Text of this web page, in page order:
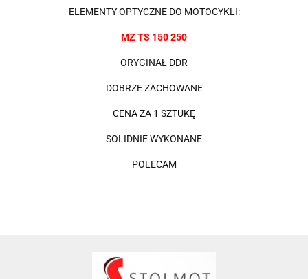
ELEMENTY OPTYCZNE DO MOTOCYKLI:
MZ TS 150 250
ORYGINAŁ DDR
DOBRZE ZACHOWANE
CENA ZA 1 SZTUKĘ
SOLIDNIE WYKONANE
POLECAM